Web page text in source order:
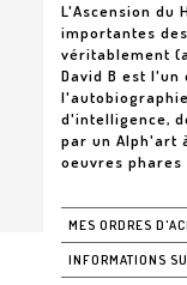
L'Ascension du
importantes
véritablement
David B est
d'intelligence,
par un Alph'art
oeuvres
MES ORDRES
INFORMATIONS